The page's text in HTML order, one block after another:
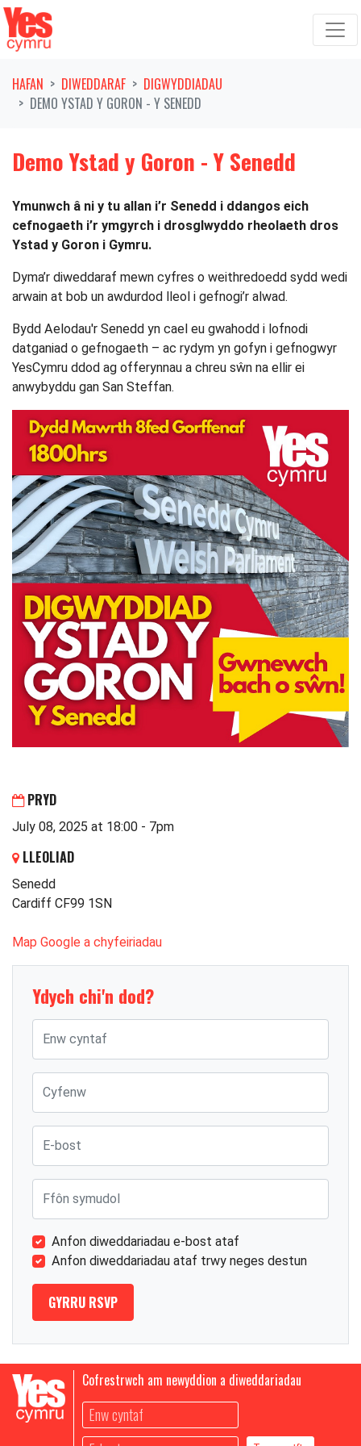
Symud ymlaen o'r llywio
HAFAN DIWEDDARAF
DIGWYDDIADAU
DEMO YSTAD Y GORON - Y SENEDD
Demo Ystad y Goron - Y Senedd
Ymunwch â ni y tu allan i’r Senedd i ddangos eich
cefnogaeth i’r ymgyrch i drosglwyddo rheolaeth dros
Ystad y Goron i Gymru.
Dyma’r diweddaraf mewn cyfres o weithredoedd sydd wedi
arwain at bob un awdurdod lleol i gefnogi’r alwad.
Bydd Aelodau'r Senedd yn cael eu gwahodd i lofnodi
datganiad o gefnogaeth – ac rydym yn gofyn i gefnogwyr
YesCymru ddod ag offerynnau a chreu sŵn na ellir ei
anwybyddu gan San Steffan.
PRYD
July 08, 2025 at 18:00 - 7pm
LLEOLIAD
Senedd
Cardiff CF99 1SN
Map Google a chyfeiriadau
Ydych chi'n dod?
Anfon diweddariadau e-bost ataf
Anfon diweddariadau ataf trwy neges destun
Cofrestrwch am newyddion a diweddariadau